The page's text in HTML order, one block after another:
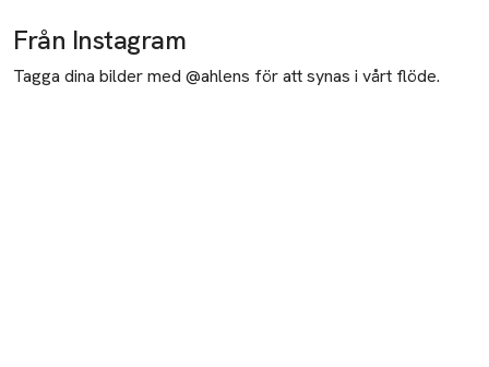
Från Instagram
Tagga dina bilder med @ahlens för att synas i vårt flöde.